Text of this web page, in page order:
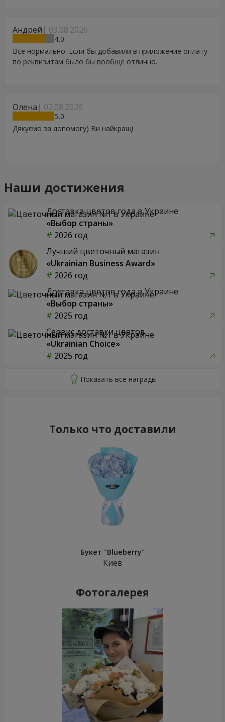
Андрей 03.08.2026
4
Всё нормально. Если бы добавили в приложение оплату
по реквизитам было бы вообще отлично.
Олена 02.08.2026
5
Дякуємо за допомогу) Ви найкращі
Наши достижения
Доставка цветов года в Украине
«Выбор страны»
2026 год
Лучший цветочный магазин
«Ukrainian Business Award»
2026 год
Доставка цветов года в Украине
«Выбор страны»
2025 год
Сервис доставки цветов
«Ukrainian Choice»
2025 год
Только что доставили
Букет "Blueberry"
Киев
Фотогалерея